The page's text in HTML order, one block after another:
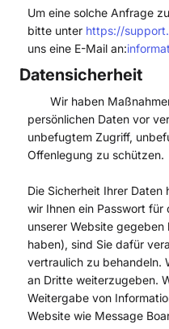
Um eine solche Anfrage
bitte unter https://
uns eine E-Mail an:
Datensicherheit
Wir haben
persönlichen Daten vor
unbefugtem Zugriff,
Offenlegung zu schützen.
Die Sicherheit Ihrer
wir Ihnen ein Passwort
unserer Website
haben), sind Sie dafür
vertraulich zu behandeln.
an Dritte weiterzugeben.
Weitergabe von
Website wie Message